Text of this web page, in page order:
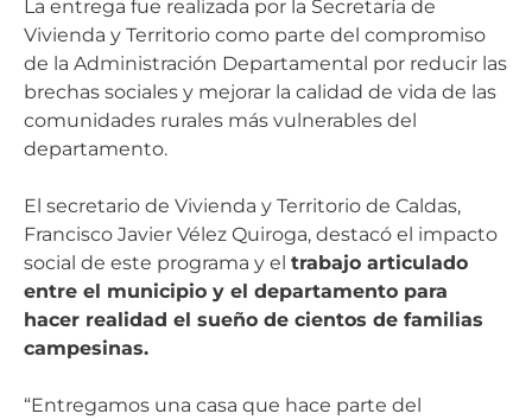
La entrega fue realizada por la Secretaría de
Vivienda y Territorio como parte del compromiso
de la Administración Departamental por reducir las
brechas sociales y mejorar la calidad de vida de las
comunidades rurales más vulnerables del
departamento.
El secretario de Vivienda y Territorio de Caldas,
Francisco Javier Vélez Quiroga, destacó el impacto
social de este programa y el trabajo articulado
entre el municipio y el departamento para
hacer realidad el sueño de cientos de familias
campesinas.
“Entregamos una casa que hace parte del